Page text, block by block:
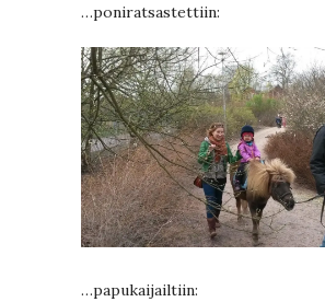
…poniratsastettiin:
…papukaijailtiin: